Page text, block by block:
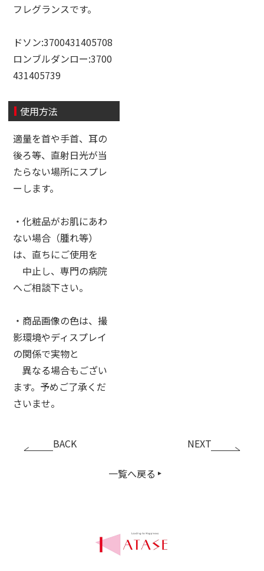
フレグランスです。
ドソン:3700431405708
ロンブルダンロー:3700
431405739
使用方法
適量を首や手首、耳の
後ろ等、直射日光が当
たらない場所にスプレ
ーします。
・化粧品がお肌にあわ
ない場合（腫れ等）
は、直ちにご使用を
中止し、専門の病院
へご相談下さい。
・商品画像の色は、撮
影環境やディスプレイ
の関係で実物と
異なる場合もござい
ます。予めご了承くだ
さいませ。
BACK
一覧へ戻る
NEXT